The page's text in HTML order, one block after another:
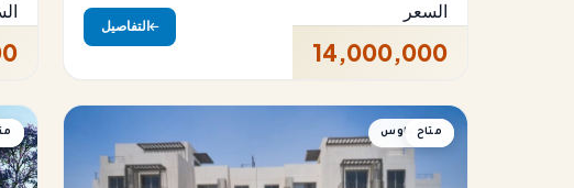
السعر
14,000,000
التفاصيل
تاون هاوس
متاح